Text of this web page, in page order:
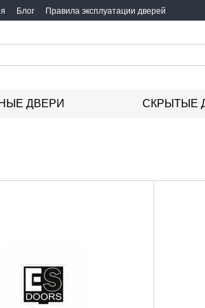
Блог Правила эксплуатации дверей
ДВЕРИ СКРЫТЫЕ